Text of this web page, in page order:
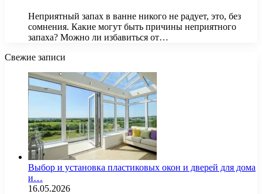
Неприятный запах в ванне никого не радует, это, без
сомнения. Какие могут быть причины неприятного
запаха? Можно ли избавиться от…
Свежие записи
Выбор и установка пластиковых окон и дверей для дома
и…
16.05.2026